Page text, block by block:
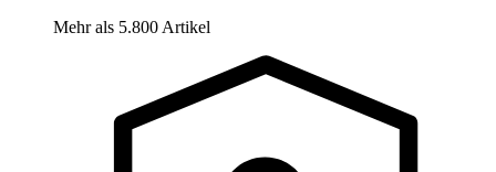
Mehr als 5.800 Artikel